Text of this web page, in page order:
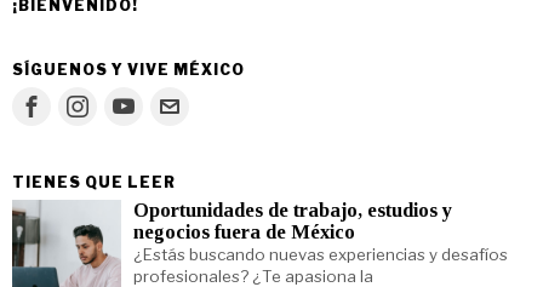
¡BIENVENIDO!
SÍGUENOS Y VIVE MÉXICO
TIENES QUE LEER
Oportunidades de trabajo, estudios y
negocios fuera de México
¿Estás buscando nuevas experiencias y desafíos
profesionales? ¿Te apasiona la